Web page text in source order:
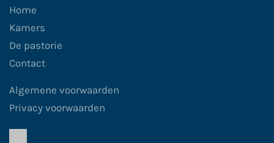
Home
Kamers
De pastorie
Contact
Algemene voorwaarden
Privacy voorwaarden